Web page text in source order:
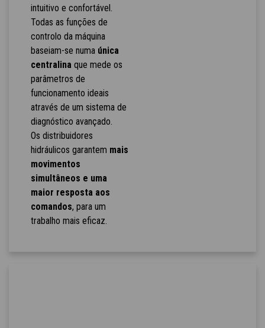
intuitivo e confortável.
Todas as funções de
controlo da máquina
baseiam-se numa única
centralina que mede os
parâmetros de
funcionamento ideais
através de um sistema de
diagnóstico avançado.
Os distribuidores
hidráulicos garantem mais
movimentos
simultâneos e uma
maior resposta aos
comandos, para um
trabalho mais eficaz.